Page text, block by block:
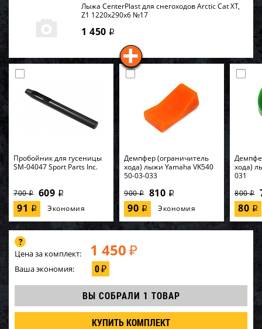
Лыжа CenterPlast для снегоходов Arctic Cat XT,
Z1 1220х290х6 №17
1 450 i
Пробойник для гусеницы
SM-04047 Sport Parts Inc.
700i 609 i
91 i Экономия
Демпфер (ограничитель
хода) лыжи Yamaha VK540
50-03-033
900i 810 i
90 i Экономия
хода)
031
800i
80 i
Цена за комплект: 1 450 ₽
Ваша экономия: 0₽
ВЫ СОБРАЛИ 1 ТОВАР
КУПИТЬ КОМПЛЕКТ